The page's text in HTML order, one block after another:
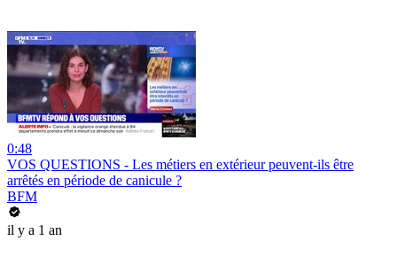
0:48
VOS QUESTIONS - Les métiers en extérieur peuvent-ils être
arrêtés en période de canicule ?
BFM
il y a 1 an